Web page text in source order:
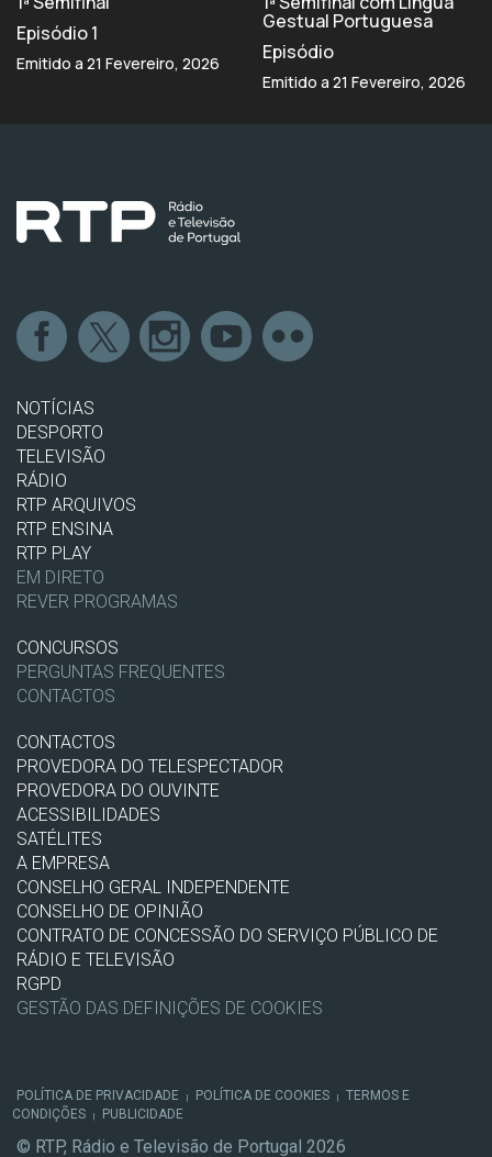
Episódio 1
Emitido a 21 Fevereiro, 2026
Gestual Portuguesa
Episódio
Emitido a 21 Fevereiro, 2026
NOTÍCIAS
DESPORTO
TELEVISÃO
RÁDIO
RTP ARQUIVOS
RTP ENSINA
RTP PLAY
EM DIRETO
REVER PROGRAMAS
CONCURSOS
PERGUNTAS FREQUENTES
CONTACTOS
CONTACTOS
PROVEDORA DO TELESPECTADOR
PROVEDORA DO OUVINTE
ACESSIBILIDADES
SATÉLITES
A EMPRESA
CONSELHO GERAL INDEPENDENTE
CONSELHO DE OPINIÃO
CONTRATO DE CONCESSÃO DO SERVIÇO PÚBLICO DE
RÁDIO E TELEVISÃO
RGPD
GESTÃO DAS DEFINIÇÕES DE COOKIES
POLÍTICA DE PRIVACIDADE | POLÍTICA DE COOKIES |
TERMOS E
CONDIÇÕES
| PUBLICIDADE
© RTP, Rádio e Televisão de Portugal 2026